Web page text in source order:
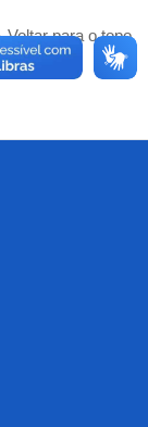
Voltar para o topo